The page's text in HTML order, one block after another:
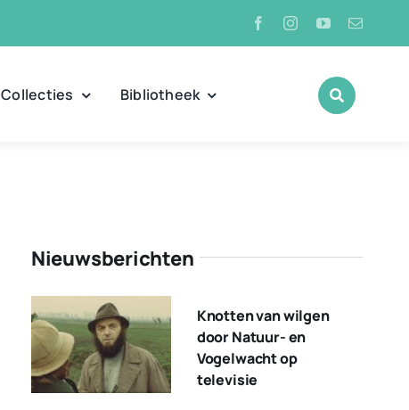
Collecties Bibliotheek
Nieuwsberichten
Knotten van wilgen
door Natuur- en
Vogelwacht op
televisie